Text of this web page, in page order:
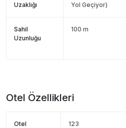
Uzaklığı
Yol Geçiyor)
Sahil
Uzunluğu
100 m
Otel Özellikleri
Otel
123